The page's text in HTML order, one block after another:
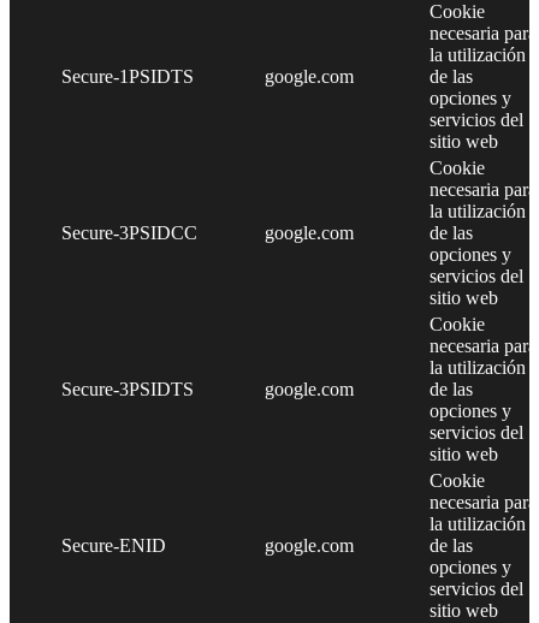
Secure-1PSIDTS google.com
Cookie
necesaria para
la utilización
de las
opciones y
servicios del
sitio web
Secure-3PSIDCC google.com
Cookie
necesaria para
la utilización
de las
opciones y
servicios del
sitio web
Secure-3PSIDTS google.com
Cookie
necesaria para
la utilización
de las
opciones y
servicios del
sitio web
Secure-ENID google.com
Cookie
necesaria para
la utilización
de las
opciones y
servicios del
sitio web